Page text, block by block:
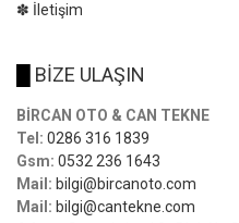
✽ İletişim
BİZE ULAŞIN
BİRCAN OTO & CAN TEKNE
Tel: 0286 316 1839
Gsm: 0532 236 1643
Mail: bilgi@bircanoto.com
Mail: bilgi@cantekne.com